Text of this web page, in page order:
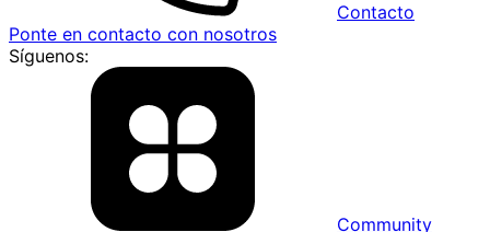
Contacto
Ponte en contacto con nosotros
Síguenos:
Community